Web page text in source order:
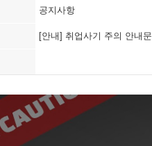
공지사항
[안내] 취업사기 주의 안내문